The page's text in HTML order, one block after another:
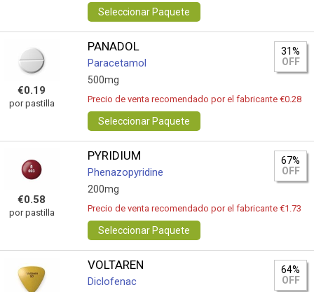
Seleccionar Paquete
€0.19
por pastilla
PANADOL
Paracetamol
500mg
31%
OFF
Precio de venta recomendado por el fabricante €0.28
Seleccionar Paquete
€0.58
por pastilla
PYRIDIUM
Phenazopyridine
200mg
67%
OFF
Precio de venta recomendado por el fabricante €1.73
Seleccionar Paquete
VOLTAREN
Diclofenac
64%
OFF